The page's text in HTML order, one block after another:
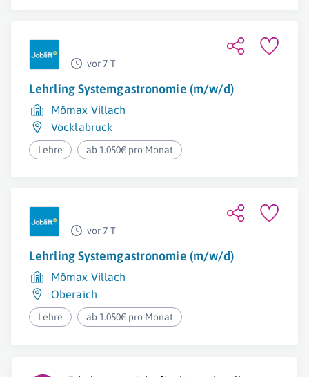
vor 7 T
Lehrling Systemgastronomie (m/w/d)
Mömax Villach
Vöcklabruck
Lehre ab 1.050€ pro Monat
vor 7 T
Lehrling Systemgastronomie (m/w/d)
Mömax Villach
Oberaich
Lehre ab 1.050€ pro Monat